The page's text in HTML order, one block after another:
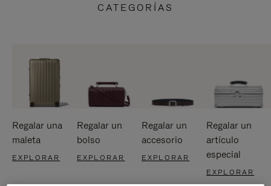
CATEGORÍAS
Regalar una
maleta
EXPLORAR
Regalar un
bolso
EXPLORAR
Regalar un
accesorio
EXPLORAR
Regalar un
artículo
especial
EXPLORAR